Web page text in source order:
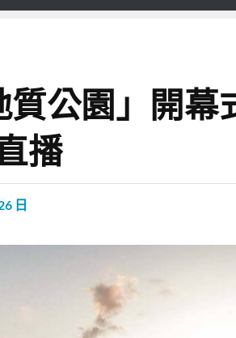
質公園」開
播
日